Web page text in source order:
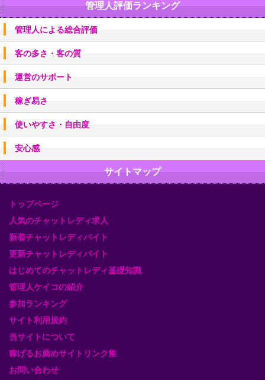
管理人評価ランキング
管理人による総合評価
客の多さ・客の質
運営のサポート
稼ぎ易さ
使いやすさ・自由度
安心感
サイトマップ
トップページ
人気のチャットレディ求人
新着チャットレディバイト
更新チャットレディバイト
はじめてのチャットレディ基礎知識
管理人ケイコの紹介
参加ランキング
サイト利用規約
当サイトについて
稼げるお薦めサイトリンク集
お問い合わせ